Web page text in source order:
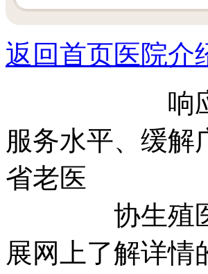
返回首页医院介
响应国家卫
服务水平、缓解
省老医
协生殖医学
展网上了解详情